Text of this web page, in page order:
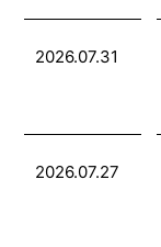
2026.07.31
2026.07.27